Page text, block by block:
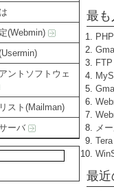
(Webmin)
ントソフトウェ
スト(Mailman)
ーバ
最も
メ
最近